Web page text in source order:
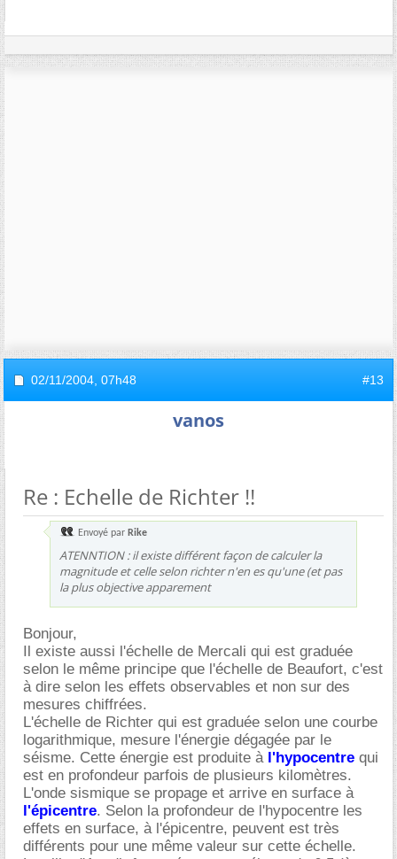
02/11/2004, 07h48 #13
vanos
Re : Echelle de Richter !!
Envoyé par Rike
ATENNTION : il existe différent façon de calculer la
magnitude et celle selon richter n'en es qu'une (et pas
la plus objective apparement
Bonjour,
Il existe aussi l'échelle de Mercali qui est graduée
selon le même principe que l'échelle de Beaufort, c'est
à dire selon les effets observables et non sur des
mesures chiffrées.
L'échelle de Richter qui est graduée selon une courbe
logarithmique, mesure l'énergie dégagée par le
séisme. Cette énergie est produite à l'hypocentre qui
est en profondeur parfois de plusieurs kilomètres.
L'onde sismique se propage et arrive en surface à
l'épicentre. Selon la profondeur de l'hypocentre les
effets en surface, à l'épicentre, peuvent est très
différents pour une même valeur sur cette échelle.